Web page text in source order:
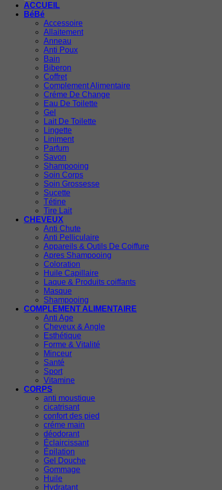
ACCUEIL
BéBé
Accessoire
Allaitement
Anneau
Anti Poux
Bain
Biberon
Coffret
Complement Alimentaire
Créme De Change
Eau De Toilette
Gel
Lait De Toilette
Lingette
Liniment
Parfum
Savon
Shampooing
Soin Corps
Soin Grossesse
Sucette
Tétine
Tire Lait
CHEVEUX
Anti Chute
Anti Pelliculaire
Appareils & Outils De Coiffure
Apres Shampooing
Coloration
Huile Capillaire
Laque & Produits coiffants
Masque
Shampooing
COMPLEMENT ALIMENTAIRE
Anti Age
Cheveux & Angle
Esthétique
Forme & Vitalité
Minceur
Santé
Sport
Vitamine
CORPS
anti moustique
cicatrisant
confort des pied
créme main
déodorant
Éclaircissant
Épilation
Gel Douche
Gommage
Huile
Hydratant